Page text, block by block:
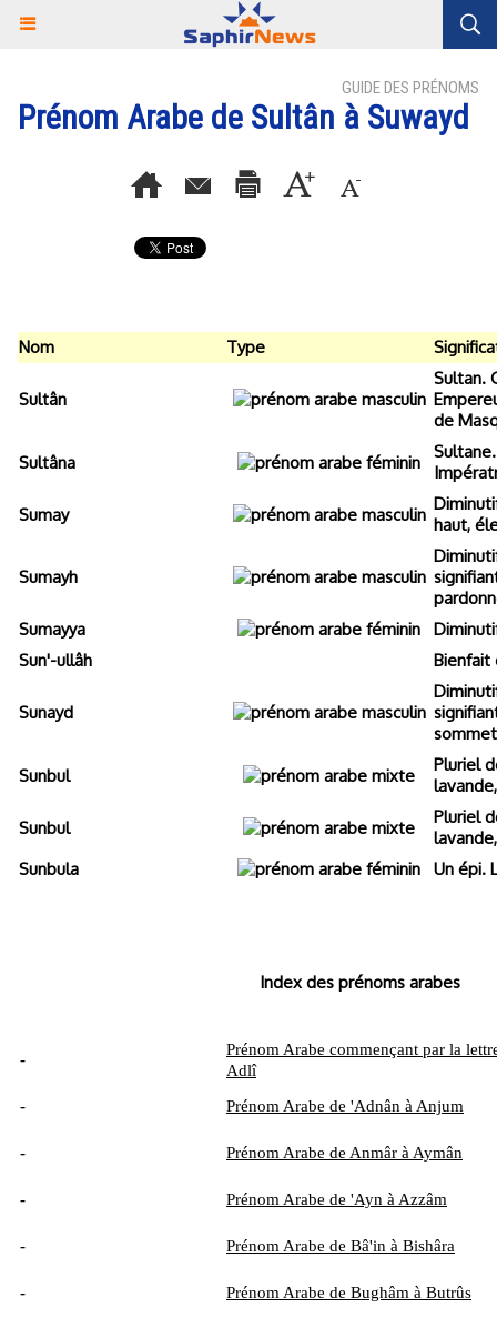
GUIDE DES PRÉNOMS
Prénom Arabe de Sultân à Suwayd
Nom Type
Sultân
Sultan.
de
Sultâna
Sumay
haut,
Sumayh
Sumayya
Sun'-ullâh
Bienfait
Sunayd
Sunbul
Pluriel
Sunbul
Pluriel
Sunbula
Un épi.
Index des prénoms arabes
-
Prénom Arabe commençant par la
Adlî
-
Prénom Arabe de 'Adnân à Anjum
- Prénom Arabe de Anmâr à Aymân
- Prénom Arabe de 'Ayn à Azzâm
- Prénom Arabe de Bâ'in à Bishâra
- Prénom Arabe de Bughâm à Butrûs